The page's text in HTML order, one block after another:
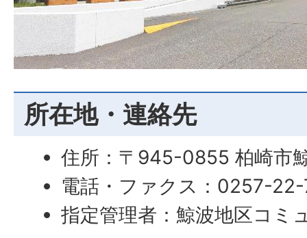
所在地・連絡先
住所：〒945-0855 柏崎市
電話・ファクス：0257-22-
指定管理者：鯨波地区コミ